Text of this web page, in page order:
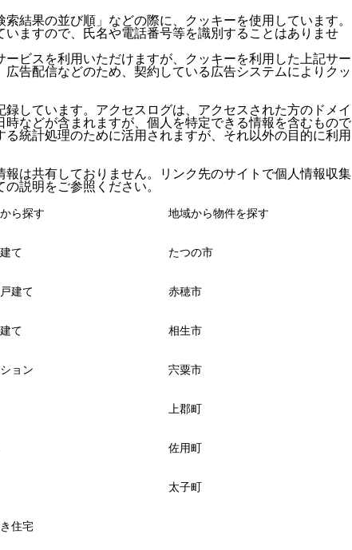
結果の並び順」などの際に、クッキーを使用しています。
ますので、氏名や電話番号等を識別することはありませ
ビスを利用いただけますが、クッキーを利用した上記サー
告配信などのため、契約している広告システムによりクッ
しています。アクセスログは、アクセスされた方のドメイ
などが含まれますが、個人を特定できる情報を含むもので
統計処理のために活用されますが、それ以外の目的に利用
は共有しておりません。リンク先のサイトで個人情報収集
説明をご参照ください。
ら探す
て
建て
て
ョン
住宅
地域から物件を探す
たつの市
赤穂市
相生市
宍粟市
上郡町
佐用町
太子町